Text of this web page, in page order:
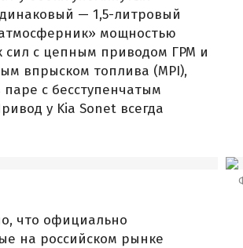
— 1,5-литровый
мощностью
сил с цепным приводом ГРМ и
впрыском топлива (MPI),
с бесступенчатым
у Kia Sonet всегда
что официально
на российском рынке